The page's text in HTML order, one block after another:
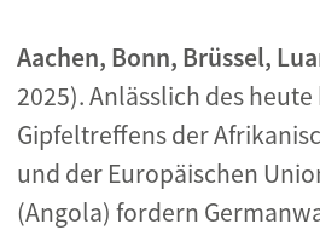
Aachen, Bonn, Brüssel,
2025). Anlässlich des
Gipfeltreffens der
und der Europäischen
(Angola) fordern